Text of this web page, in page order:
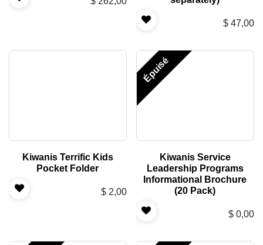
$ 47,00
Kiwanis Terrific Kids
Pocket Folder
$ 2,00
Épuisé
Kiwanis Service
Leadership Programs
Informational Brochure
(20 Pack)
$ 0,00